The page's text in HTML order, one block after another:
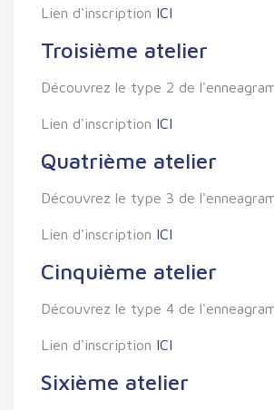
Lien d'inscription ICI
Troisième atelier
Découvrez le type 2 de
Lien d'inscription ICI
Quatrième atelier
Découvrez le type 3 de
Lien d'inscription ICI
Cinquième atelier
Découvrez le type 4 de
Lien d'inscription ICI
Sixième atelier